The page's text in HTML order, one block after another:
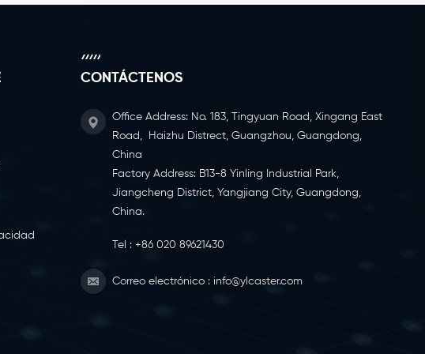
CONTÁCTENOS
Office Address: No. 183, Tingyuan Road, Xingang East
Road, Haizhu Distrect, Guangzhou, Guangdong,
China
Factory Address: B13-8 Yinling Industrial Park,
Jiangcheng District, Yangjiang City, Guangdong,
China.
Tel : +86 020 89621430
Correo electrónico : info@ylcaster.com